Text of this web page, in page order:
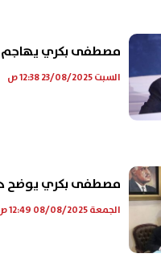
مصطفى بكري يهاجم
السبت 23/08/2025 12:38 ص
مصطفى بكري يوضح
الجمعة 08/08/2025 12:49 ص